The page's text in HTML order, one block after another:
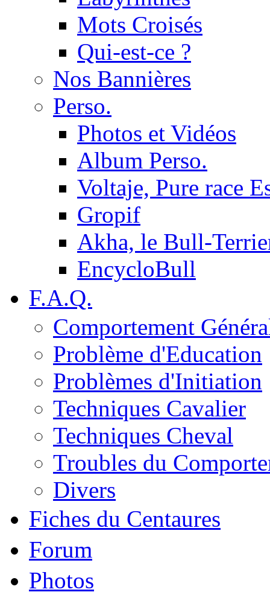
Mots Croisés
Qui-est-ce ?
Nos Bannières
Perso.
Photos et Vidéos
Album Perso.
Voltaje, Pure race
Gropif
Akha, le Bull-
EncycloBull
F.A.Q.
Comportement
Problème d'Education
Problèmes d'Initiation
Techniques Cavalier
Techniques Cheval
Troubles du
Divers
Fiches du Centaures
Forum
Photos